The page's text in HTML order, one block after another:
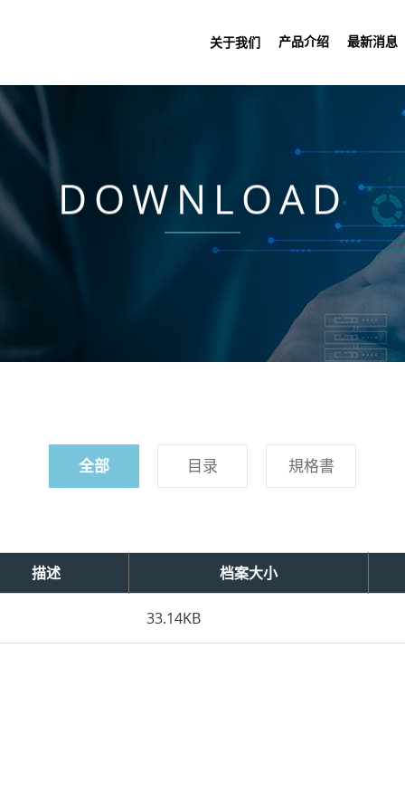
关于我们 产品介绍 最新消息
DOWNLOAD
全部 目录 規格書
描述 档案大小
33.14KB